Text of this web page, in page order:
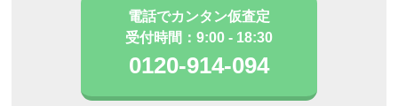
電話でカンタン仮査定
受付時間：9:00 - 18:30
0120-914-094